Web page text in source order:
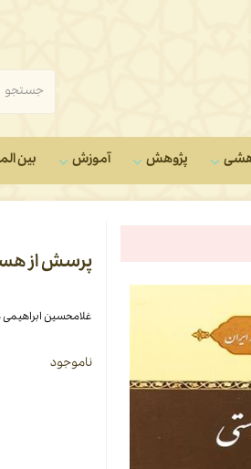
پژوهش آموزش بین
پرسش از
غلامحسین ابراهیمی
ناموجود